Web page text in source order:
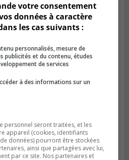
votre consentement
données à caractère
les cas suivants :
personnalisés, mesure de
publicités et du contenu, études
de services
à des informations sur un
personnel seront traitées, et les
appareil (cookies, identifiants
données) pourront être stockées
ainsi que partagées avec lui,
par ce site. Nos partenaires et